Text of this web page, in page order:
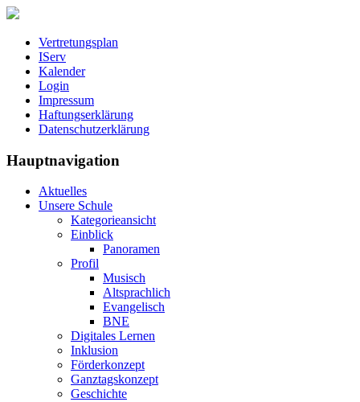
Vertretungsplan
IServ
Kalender
Login
Impressum
Haftungserklärung
Datenschutzerklärung
Hauptnavigation
Aktuelles
Unsere Schule
Kategorieansicht
Einblick
Panoramen
Profil
Musisch
Altsprachlich
Evangelisch
BNE
Digitales Lernen
Inklusion
Förderkonzept
Ganztagskonzept
Geschichte